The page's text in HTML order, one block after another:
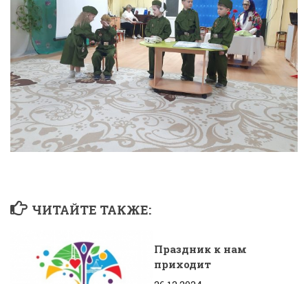
ЧИТАЙТЕ ТАКЖЕ:
Праздник к нам
приходит